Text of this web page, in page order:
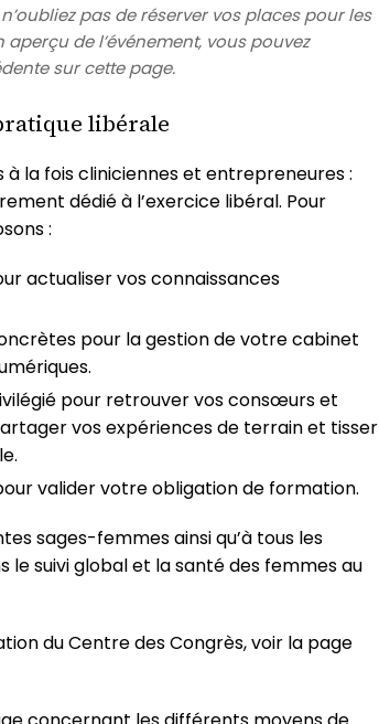
pas de réserver vos places pour les
de l’événement, vous pouvez
sur cette page.
libérale
la fois cliniciennes et entrepreneures :
dédié à l’exercice libéral. Pour
:
actualiser vos connaissances
pour la gestion de votre cabinet
pour retrouver vos consœurs et
vos expériences de terrain et tisser
valider votre obligation de formation.
sages-femmes ainsi qu’à tous les
lesuivi global et la santé des femmes au
du Centre des Congrès, voir la page